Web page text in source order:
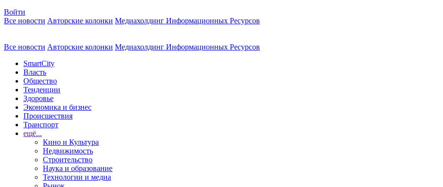
Войти
Все новости Авторские колонки Медиахолдинг Информационных Ресурсов
Все новости Авторские колонки Медиахолдинг Информационных Ресурсов
SmartCity
Власть
Общество
Тенденции
Здоровье
Экономика и бизнес
Происшествия
Транспорт
ещё...
Кино и Культура
Недвижимость
Строительство
Наука и образование
Технологии и медиа